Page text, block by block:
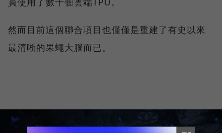
然而目前這個聯合項目也僅僅是重建了有史以來
最清晰的果蠅大腦而已。